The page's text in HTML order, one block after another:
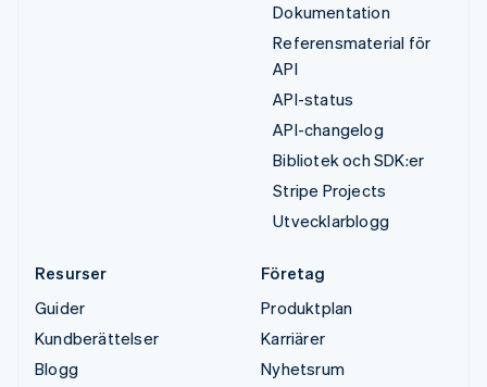
Dokumentation
Referensmaterial för
API
API-status
API-changelog
Bibliotek och SDK:er
Stripe Projects
Utvecklarblogg
Resurser
Guider
Kundberättelser
Blogg
Företag
Produktplan
Karriärer
Nyhetsrum